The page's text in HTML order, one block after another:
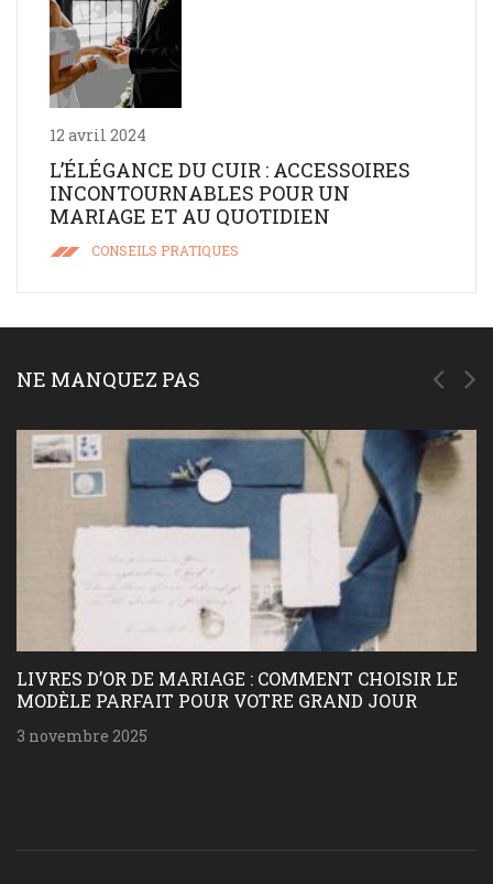
12 avril 2024
L’ÉLÉGANCE DU CUIR : ACCESSOIRES
INCONTOURNABLES POUR UN
MARIAGE ET AU QUOTIDIEN
CONSEILS PRATIQUES
NE MANQUEZ PAS
LIVRES D’OR DE MARIAGE : COMMENT CHOISIR LE
MODÈLE PARFAIT POUR VOTRE GRAND JOUR
3 novembre 2025